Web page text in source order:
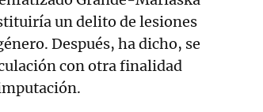
un delito de lesiones
Después, ha dicho, se
con otra finalidad